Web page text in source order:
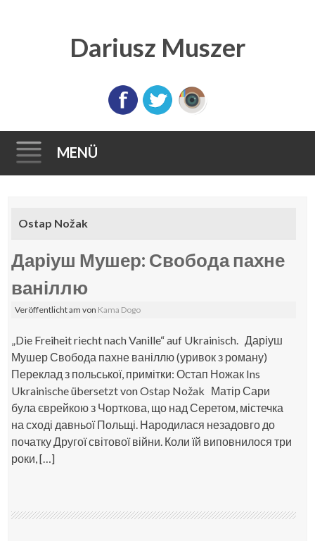
Dariusz Muszer
MENÜ
Inhalt
Ostap Nožak
Даріуш Мушер: Свобода пахне
ваніллю
Veröffentlicht amvon Kama Dogo
„Die Freiheit riecht nach Vanille“ auf Ukrainisch. Даріуш
Мушер Свобода пахне ваніллю (уривок з роману)
Переклад з польської, примітки: Остап Ножак Ins
Ukrainische übersetzt von Ostap Nožak Матір Сари
була єврейкою з Чорткова, що над Серетом, містечка
на сході давньої Польщі. Народилася незадовго до
початку Другої світової війни. Коли їй виповнилося три
роки, […]